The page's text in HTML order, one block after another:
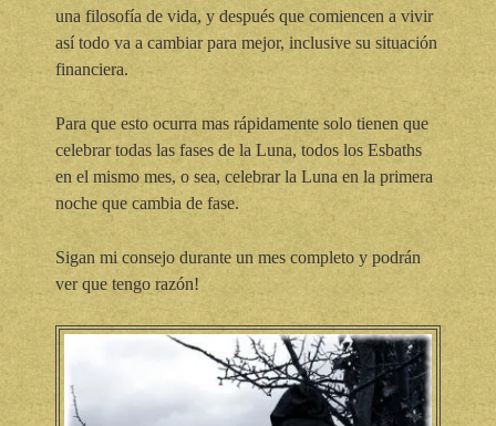
una filosofía de vida, y después que comiencen a vivir
así todo va a cambiar para mejor, inclusive su situación
financiera.
Para que esto ocurra mas rápidamente solo tienen que
celebrar todas las fases de la Luna, todos los Esbaths
en el mismo mes, o sea, celebrar la Luna en la primera
noche que cambia de fase.
Sigan mi consejo durante un mes completo y podrán
ver que tengo razón!